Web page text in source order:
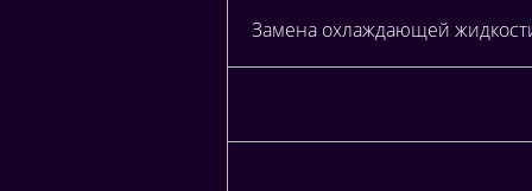
Замена охлаждающей